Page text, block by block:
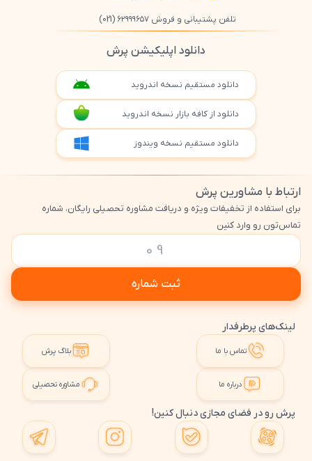
تلفن پشتیبانی و فروش ۶۲۹۹۹۶۵۷ (021)
دانلود اپلیکیشن پرش
دانلود مستقیم نسخه اندروید
دانلود از کافه بازار نسخه اندروید
دانلود مستقیم نسخه ویندوز
ارتباط با مشاورین پرش
برای استفاده از تخفیفات ویژه و دریافت مشاوره تحصیلی رایگان، شماره
تماس‌تون رو وارد کنین
ثبت شماره
لینک‌های پرطرفدار
تماس با ما بلاگ پرش
درباره ما مشاوره تحصیلی
پرش رو در فضای مجازی دنبال کنین!